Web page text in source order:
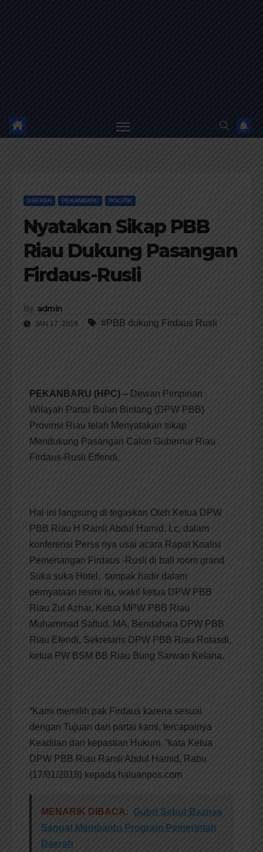
DAERAH PEKANBARU POLITIK
Nyatakan Sikap PBB
Riau Dukung Pasangan
Firdaus-Rusli
By admin
JAN 17, 2018 #PBB dukung Firdaus Rusli
PEKANBARU (HPC) – Dewan Pimpinan
Wilayah Partai Bulan Bintang (DPW PBB)
Provinsi Riau telah Menyatakan sikap
Mendukung Pasangan Calon Gubernur Riau
Firdaus-Rusli Effendi.
Hal ini langsung di tegaskan Oleh Ketua DPW
PBB Riau H Ramli Abdul Hamid. Lc, dalam
konferensi Perss nya usai acara Rapat Koalisi
Pemenangan Firdaus -Rusli di ball room grand
Suka suka Hotel, tampak hadir dalam
pernyataan resmi itu, wakil ketua DPW PBB
Riau Zul Azhar, Ketua MPW PBB Riau
Muhammad Saltud. MA, Bendahara DPW PBB
Riau Efendi, Sekretaris DPW PBB Riau Rotasdi,
ketua PW BSM BB Riau Bung Sarwan Kelana.
“Kami memilih pak Firdaus karena sesuai
dengan Tujuan dari partai kami, tercapainya
Keadilan dan kepastian Hukum. “kata Ketua
DPW PBB Riau Ramli Abdul Hamid, Rabu
(17/01/2018) kepada haluanpos.com
MENARIK DIBACA: Gubri Sebut Baznas
Sangat Membantu Program Pemerintah
Daerah